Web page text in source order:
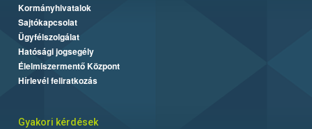
Kormányhivatalok
Sajtókapcsolat
Ügyfélszolgálat
Hatósági jogsegély
Élelmiszermentő Központ
Hírlevél feliratkozás
Gyakori kérdések